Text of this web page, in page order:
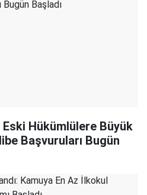
Eski Hükümlülere Büyük
Başvuruları Bugün